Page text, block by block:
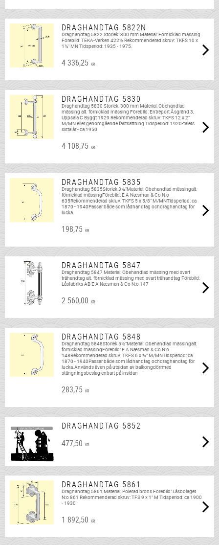
DRAGHANDTAG 5822N
Draghandtag 5822 Storlek: 300 mm Material: Förnicklad mässing
Förebild: TEKA-Verken 422½ Rekommenderad skruv: TKFS 10 x
1¼" MN Tidsperiod: 1935 - 1975.
4 336,25 KR
DRAGHANDTAG 5830
Draghandtag 5830 Storlek: 300 mm Material: Obehandlad
mässing alt. förnicklad mässing Förebild: Entréport Åsgränd 3,
Uppsala C Byggt 1929 Rekommenderad skruv: TKFS 12 x 2"
M/MN eller genomgående fastsättning Tidsperiod: 1920-talets
sista år - ca 1950
4 108,75 KR
DRAGHANDTAG 5835
Draghandtag 5835Storlek 3½"Material: Obehandlad mässingalt.
förnicklad mässingFörebild: E A Næsman & Co N:o
635Rekommenderad skruv: TKFS 5 x 5/8" M/MNTidsperiod: ca
1870 - 1940Passar både som lådhandtag ochdraghandtag för
lucka
198,75 KR
DRAGHANDTAG 5847
Draghandtag 5847 Material: Obehandlad mässing med svart
trähandtag alt. förnicklad mässing med svart trähandtag Förebild:
Låsfabriks AB E A Næsman & Co N:o 147
2 560,00 KR
DRAGHANDTAG 5848
Draghandtag 5848Storlek 5½"Material: Obehandlad mässingalt.
förnicklad mässingFörebild: E A Næsman & Co N:o
148Rekommenderad skruv: TKFS 6 x ¾" M/MNTidsperiod: ca
1870 - 1940Passar både som lådhandtag ochdraghandtag för
lucka.Används även på utsidan av balkongdörrmed
stängningsbeslag enbart på insidan
283,75 KR
DRAGHANDTAG 5852
477,50 KR
DRAGHANDTAG 5861
Draghandtag 5861 Material: Polerad brons Förebild: Låsbolaget
N:o 861 Rekommenderad skruv: TFS 9 x 1" M Tidsperiod: ca 1900
- 1930
1 892,50 KR